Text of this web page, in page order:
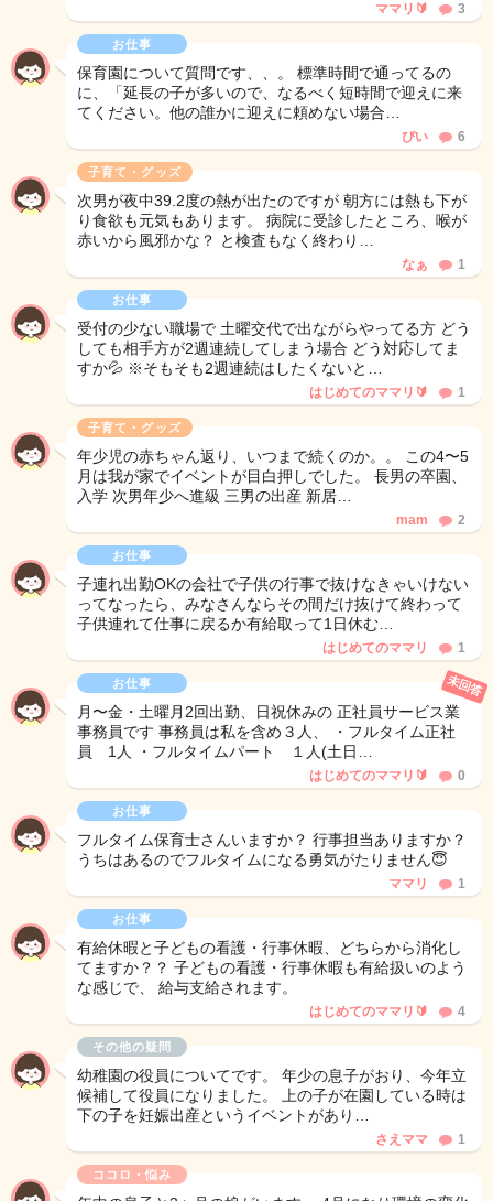
ママリ🔰 3
お仕事
保育園について質問です、、。 標準時間で通ってるの
に、「延長の子が多いので、なるべく短時間で迎えに来
てください。他の誰かに迎えに頼めない場合…
ぴい 6
子育て・グッズ
次男が夜中39.2度の熱が出たのですが 朝方には熱も下が
り食欲も元気もあります。 病院に受診したところ、喉が
赤いから風邪かな？ と検査もなく終わり…
なぁ 1
お仕事
受付の少ない職場で 土曜交代で出ながらやってる方 どう
しても相手方が2週連続してしまう場合 どう対応してま
すか💦 ※そもそも2週連続はしたくないと…
はじめてのママリ🔰 1
子育て・グッズ
年少児の赤ちゃん返り、いつまで続くのか。。 この4〜5
月は我が家でイベントが目白押しでした。 長男の卒園、
入学 次男年少へ進級 三男の出産 新居…
mam 2
お仕事
子連れ出勤OKの会社で子供の行事で抜けなきゃいけない
ってなったら、みなさんならその間だけ抜けて終わって
子供連れて仕事に戻るか有給取って1日休む…
はじめてのママリ 1
お仕事
月〜金・土曜月2回出勤、日祝休みの 正社員サービス業
事務員です 事務員は私を含め３人、 ・フルタイム正社
員 1人 ・フルタイムパート １人(土日…
未回答
はじめてのママリ🔰 0
お仕事
フルタイム保育士さんいますか？ 行事担当ありますか？
うちはあるのでフルタイムになる勇気がたりません😇
ママリ 1
お仕事
有給休暇と子どもの看護・行事休暇、どちらから消化し
てますか？？ 子どもの看護・行事休暇も有給扱いのよう
な感じで、 給与支給されます。
はじめてのママリ🔰 4
その他の疑問
幼稚園の役員についてです。 年少の息子がおり、今年立
候補して役員になりました。 上の子が在園している時は
下の子を妊娠出産というイベントがあり…
さえママ 1
ココロ・悩み